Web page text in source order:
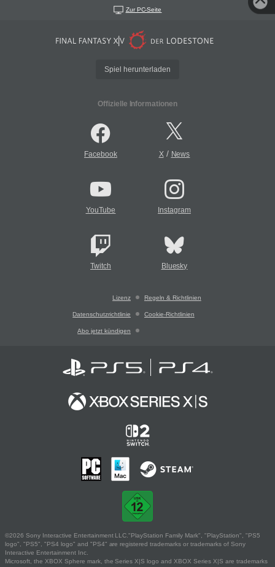
Zur PC-Seite
Spiel herunterladen
Offizielle Informationen
Facebook X/ News
YouTube Instagram
Twitch Bluesky
Lizenz Regeln & Richtlinien
Datenschutzrichtlinie Cookie-Richtlinien
Abo jetzt kündigen
©2026 Sony Interactive Entertainment LLC."PlayStation Family Mark", "PlayStation", "PS5
logo", "PS5", "PS4 logo" and "PS4" are registered trademarks or trademarks of Sony
Interactive Entertainment Inc.
Microsoft, the XBOX Sphere mark, the Series X|S logo and XBOX Series X|S are trademarks